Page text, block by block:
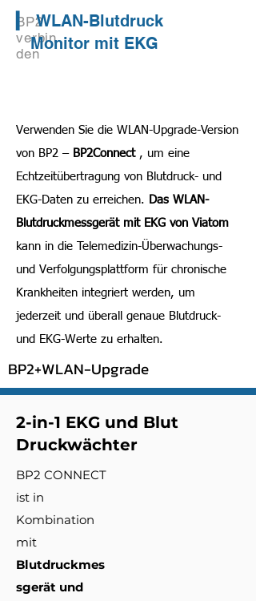
BP2
verbin
den
Verwenden Sie die WLAN-Upgrade-Version
von BP2 – BP2Connect, um eine
Echtzeitübertragung von Blutdruck- und
EKG-Daten zu erreichen. Das WLAN-
Blutdruckmessgerät mit EKG von Viatom
kann in die Telemedizin-Überwachungs-
und Verfolgungsplattform für chronische
Krankheiten integriert werden, um
jederzeit und überall genaue Blutdruck-
und EKG-Werte zu erhalten.
▎ WLAN-Blutdruck
Monitor mit EKG
BP2+WLAN-Upgrade
2-in-1 EKG und Blut
Druckwächter
BP2 CONNECT
ist in
Kombination
mit
Blutdruckmes
sgerät und